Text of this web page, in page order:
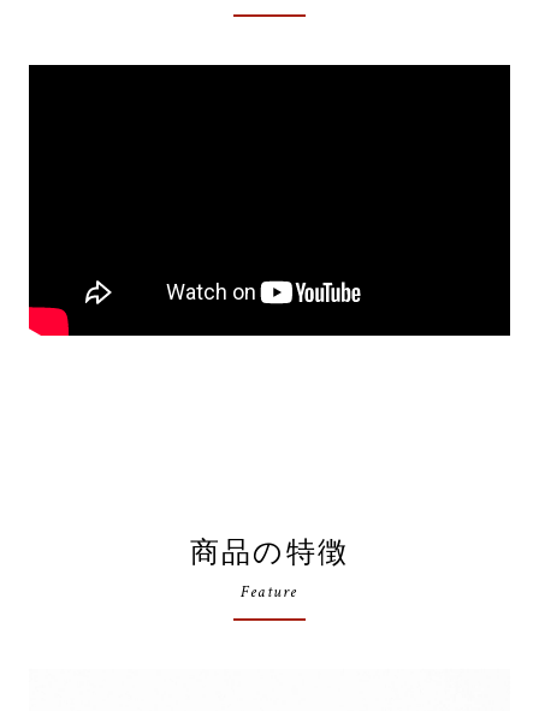
商品の特徴
Feature